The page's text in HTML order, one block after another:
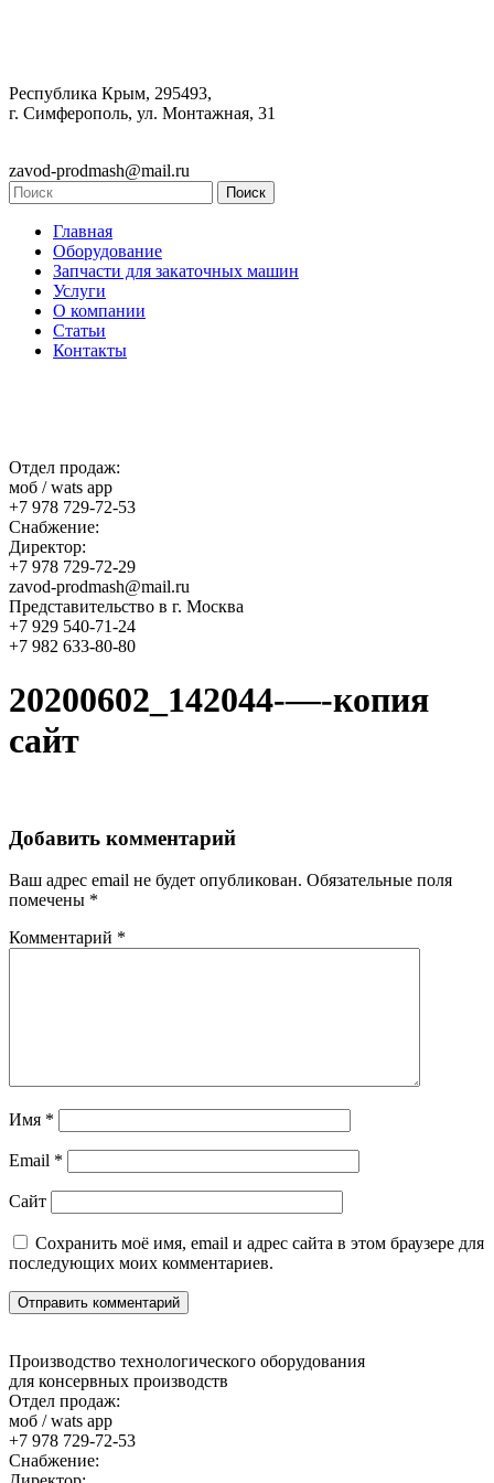
Республика Крым, 295493,
г. Симферополь, ул. Монтажная, 31
zavod-prodmash@mail.ru
Главная
Оборудование
Запчасти для закаточных машин
Услуги
О компании
Статьи
Контакты
Отдел продаж:
моб / wats app
+7 978 729-72-53
Снабжение:
Директор:
+7 978 729-72-29
zavod-prodmash@mail.ru
Представительство в г. Москва
+7 929 540-71-24
+7 982 633-80-80
20200602_142044-—-копия
сайт
Добавить комментарий
Ваш адрес email не будет опубликован. Обязательные поля
помечены *
Комментарий *
Имя *
Email *
Сайт
Сохранить моё имя, email и адрес сайта в этом браузере для
последующих моих комментариев.
Производство технологического оборудования
для консервных производств
Отдел продаж:
моб / wats app
+7 978 729-72-53
Снабжение: